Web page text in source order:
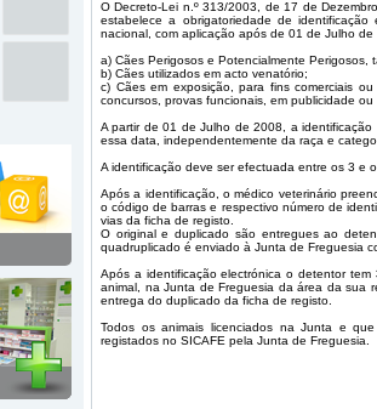
O Decreto-Lei n.º 313/2003, de 17 de
estabelece a obrigatoriedade de
nacional, com aplicação após de 01 de Julho
a) Cães Perigosos e Potencialmente
b) Cães utilizados em acto venatório;
c) Cães em exposição, para fins comerciais
concursos, provas funcionais, em publicidade ou
A partir de 01 de Julho de 2008, a
essa data, independentemente da raça e
A identificação deve ser efectuada entre os 3 e
Após a identificação, o médico veterinário
o código de barras e respectivo número de
vias da ficha de registo.
O original e duplicado são entregues ao
quadruplicado é enviado à Junta de Freguesia
Após a identificação electrónica o detentor tem
animal, na Junta de Freguesia da área da sua
entrega do duplicado da ficha de registo.
Todos os animais licenciados na Junta e
registados no SICAFE pela Junta de Freguesia.